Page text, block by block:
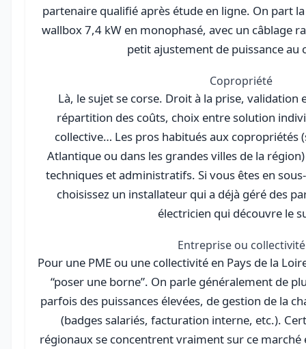
partenaire qualifié après étude en ligne. On part
wallbox 7,4 kW en monophasé, avec un câblage
petit ajustement de puissance au
Copropriété
Là, le sujet se corse. Droit à la prise, validation
répartition des coûts, choix entre solution
collective… Les pros habitués aux copropriétés
Atlantique ou dans les grandes villes de la
techniques et administratifs. Si vous êtes en
choisissez un installateur qui a déjà géré des
électricien qui découvre le
Entreprise ou collectivité
Pour une PME ou une collectivité en Pays de la
“poser une borne”. On parle généralement de
parfois des puissances élevées, de gestion de la
(badges salariés, facturation interne, etc.).
régionaux se concentrent vraiment sur ce